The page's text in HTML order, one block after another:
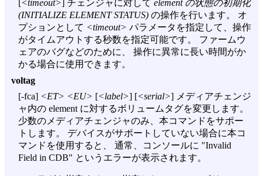
<timeout> ] チェンジャに対して element の状態の初期化
(INITIALIZE ELEMENT STATUS) の操作を行います。 オ
プションとして <timeout> パラメータを指定して、操作
がタイムアウトする秒数を指定可能です。 ファームウ
ェアのバグなどのために、 操作に異常に長い時間がか
かる場合に使用できます。
voltag
[-fca] <ET> <EU> [<label>] [<serial>] メディアチェンジ
ャ内の element に対するボリュームタグを変更します。
少数のメディアチェンジャのみ、本コマンドをサポー
トします。 デバイスがサポートしていない場合に本コ
マンドを使用すると、 通常、コンソールに "Invalid
Field in CDB" というエラーが表示されます。